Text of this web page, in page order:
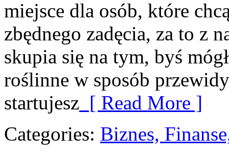
miejsce dla osób, które
zbędnego zadęcia, za to z
skupia się na tym, byś
roślinne w sposób
startujesz [ Read More ]
Categories: Biznes,